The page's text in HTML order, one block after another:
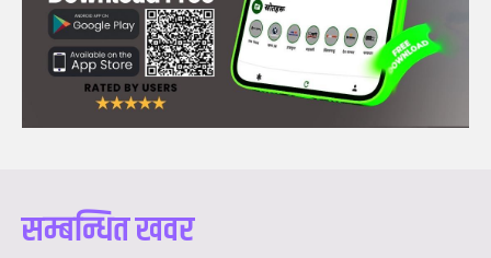
सम्बन्धित खवर